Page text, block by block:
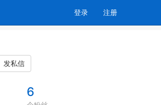
登录 注册
发私信
6